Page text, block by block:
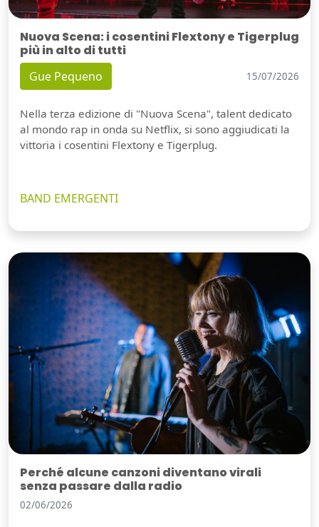
Nuova Scena: i cosentini Flextony e Tigerplug
più in alto di tutti
Gue Pequeno 15/07/2026
Nella terza edizione di "Nuova Scena", talent dedicato
al mondo rap in onda su Netflix, si sono aggiudicati la
vittoria i cosentini Flextony e Tigerplug.
BAND EMERGENTI
Perché alcune canzoni diventano virali
senza passare dalla radio
02/06/2026